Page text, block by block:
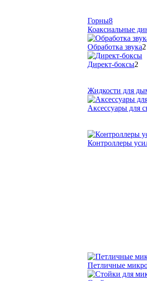
Горны8
Коаксиальные
Обработка звука2
Директ-боксы2
Жидкости для
Аксессуары для
Контроллеры
Петличные